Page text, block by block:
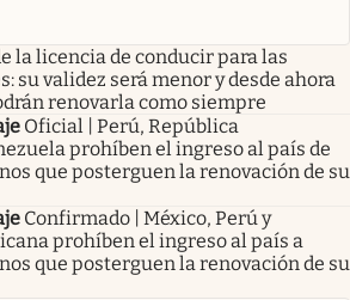
la licencia de conducir para las
su validez será menor y desde ahora
renovarla como siempre
Oficial | Perú, República
prohíben el ingreso al país de
que posterguen la renovación de su
Confirmado | México, Perú y
prohíben el ingreso al país a
que posterguen la renovación de su